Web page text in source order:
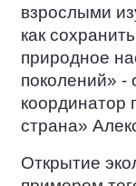
взрослыми
как
природное
поколений» -
координатор
страна»
Открытие